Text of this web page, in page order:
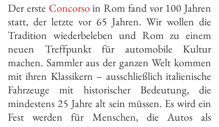
Der erste Concorso in Rom fand vor 100 Jahren
statt, der letzte vor 65 Jahren. Wir wollen die
Tradition wiederbeleben und Rom zu einem
neuen Treffpunkt für automobile Kultur
machen. Sammler aus der ganzen Welt kommen
mit ihren Klassikern – ausschließlich italienische
Fahrzeuge mit historischer Bedeutung, die
mindestens 25 Jahre alt sein müssen. Es wird ein
Fest werden für Menschen, die Autos als